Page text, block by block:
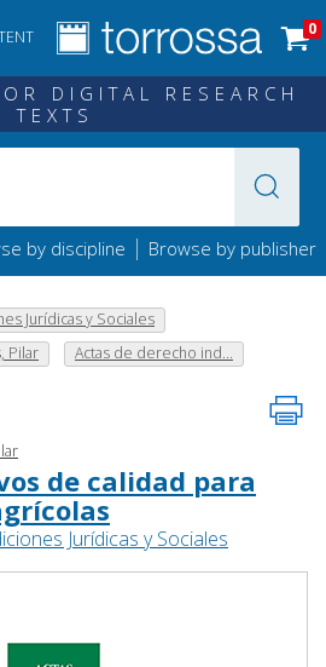
0
DIGITAL RESEARCH
TEXTS
by discipline | Browse by publisher
Jurídicas y Sociales
Pilar
Actas de derecho ind...
de calidad para
Jurídicas y Sociales